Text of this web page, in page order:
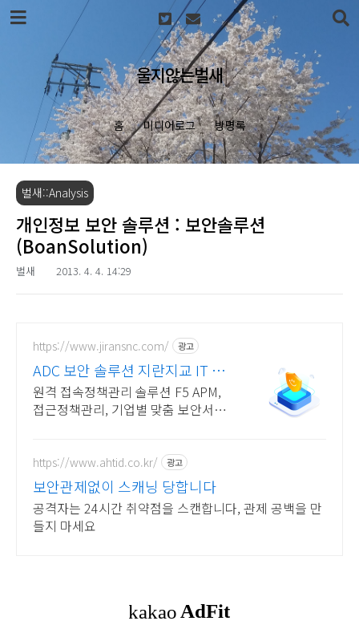
본문 바로가기
울지않는벌새
홈 미디어로그 방명록
벌새::Analysis
개인정보 보안 솔루션 : 보안솔루션
(BoanSolution)
벌새 2013. 4. 4. 14:29
https://www.jiransnc.com/ 광고
ADC 보안 솔루션 지란지교 IT 보
안솔루션 전문기업
원격 접속정책관리 솔루션 F5 APM,
접근정책관리, 기업별 맞춤 보안서비
https://www.ahtid.co.kr/ 광고
보안관제없이 스캐닝 당합니다
공격자는 24시간 취약점을 스캔합니다, 관제 공백을 만
들지 마세요